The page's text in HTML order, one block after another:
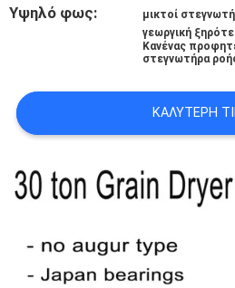
ΑΠΌΣΠΑΣΜΑ
ΠΟΛΙΤΙΚΉ
ΜΥΣΤΙΚΌΤΗΤΑΣ
Υψηλό φως: μικτοί
γεωργική
Κανένας
στεγνωτήρα
ΚΑΛΎΤΕΡΗ